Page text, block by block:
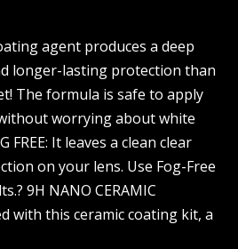
agent produces a deep
longer-lasting protection than
The formula is safe to apply
without worrying about white
FREE: It leaves a clean clear
on your lens. Use Fog-Free
9H NANO CERAMIC
with this ceramic coating kit, a